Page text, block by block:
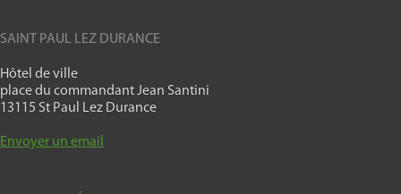
SAINT PAUL LEZ DURANCE
Hôtel de ville
place du commandant Jean Santini
13115 St Paul Lez Durance
Envoyer un email